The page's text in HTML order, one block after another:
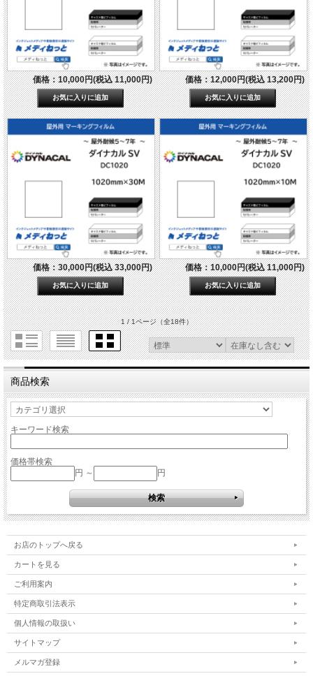
価格：10,000円(税込 11,000円) 価格：12,000円(税込 13,200円)
価格：30,000円(税込 33,000円) 価格：10,000円(税込 11,000円)
1 / 1ページ（全18件）
商品検索
キーワード検索
価格帯検索
円 ～
円
お店のトップへ戻る
カートを見る
ご利用案内
特定商取引法表示
個人情報の取扱い
サイトマップ
メルマガ登録